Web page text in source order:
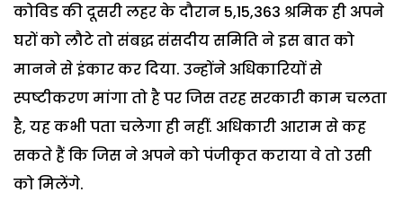
कोविड की दूसरी लहर के दौरान 5,15,363 श्रमिक ही अपने
घरों को लौटे तो संबद्ध संसदीय समिति ने इस बात को
मानने से इंकार कर दिया. उन्होंने अधिकारियों से
स्पष्टीकरण मांगा तो है पर जिस तरह सरकारी काम चलता
है, यह कभी पता चलेगा ही नहीं. अधिकारी आराम से कह
सकते हैं कि जिस ने अपने को पंजीकृत कराया वे तो उसी
को मिलेंगे.